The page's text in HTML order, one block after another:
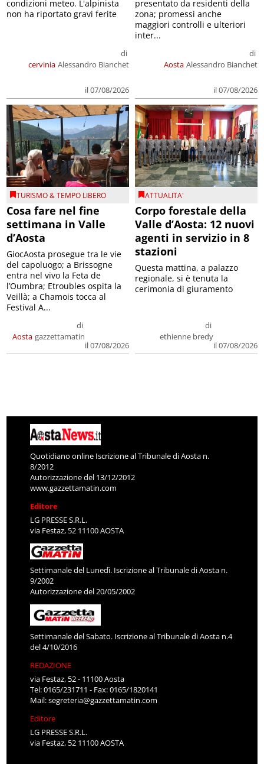
cervinia
di
Alessandro Bianchet
il 07/08/2026
condizioni meteo. L'alpinista
non ha riportato gravi ferite
Aosta
di
Alessandro Bianchet
il 07/08/2026
presentato da residenti della
zona; promessi anche
maggiori controlli e ulteriori
inter...
TURISMO & TEMPO LIBERO
Cosa fare nel fine
settimana in Valle
d’Aosta
Aosta
di
gazzettamatin
il 07/08/2026
GiocAosta prosegue tra le vie
del capoluogo; a Brissogne
entra nel vivo la Feta de
l’Oumbra; Etroubles ospita la
Veillà; a Chamois tocca al
Festival A...
ATTUALITA'
Corpo forestale della
Valle d’Aosta: 12 nuovi
agenti in servizio in 8
stazioni
di
ethienne bredy
il 07/08/2026
Questa mattina, a palazzo
regionale, si è tenuta la
cerimonia di giuramento
Quotidiano online Iscrizione al Tribunale di Aosta n.
8/2012
Autorizzazione del 13/12/2012
www.gazzettamatin.com
Editore
LG PRESSE S.R.L.
via Festaz, 52 11100 AOSTA
Settimanale del Lunedì. Iscrizione al Tribunale di Aosta n.
9/2002
Autorizzazione del 20/05/2002
Settimanale del Sabato. Iscrizione al Tribunale di Aosta n.4
del 4/10/2016
REDAZIONE
via Festaz, 52 - 11100 Aosta
Tel: 0165/231711 - Fax: 0165/1820141
Mail:segreteria@gazzettamatin.com
Editore
LG PRESSE S.R.L.
via Festaz, 52 11100 AOSTA